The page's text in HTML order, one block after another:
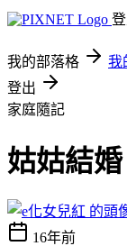
我的部落格 我
登出
家庭隨記
姑姑結婚
16年前